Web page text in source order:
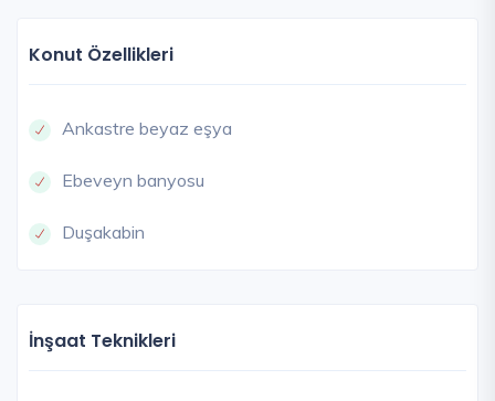
Konut Özellikleri
Ankastre beyaz eşya
Ebeveyn banyosu
Duşakabin
İnşaat Teknikleri